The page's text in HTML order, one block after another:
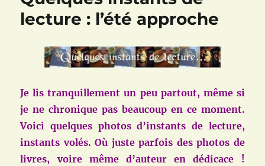
lecture : l’été approche
Je lis tranquillement un peu partout, même si
je ne chronique pas beaucoup en ce moment.
Voici quelques photos d’instants de lecture,
instants volés. Où juste parfois des photos de
livres, voire même d’auteur en dédicace !